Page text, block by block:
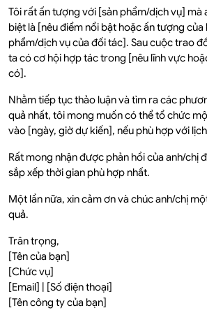
Tôi rất ấn tượng với [sản phẩm/dịch vụ] mà
biệt là [nêu điểm nổi bật hoặc ấn tượng của
phẩm/dịch vụ của đối tác]. Sau cuộc trao
ta có cơ hội hợp tác trong [nêu lĩnh vực
có].
Nhằm tiếp tục thảo luận và tìm ra các
quả nhất, tôi mong muốn có thể tổ chức
vào [ngày, giờ dự kiến], nếu phù hợp với
Rất mong nhận được phản hồi của anh/chị
sắp xếp thời gian phù hợp nhất.
Một lần nữa, xin cảm ơn và chúc anh/chị
quả.
Trân trọng,
[Tên của bạn]
[Chức vụ]
[Email] | [Số điện thoại]
[Tên công ty của bạn]